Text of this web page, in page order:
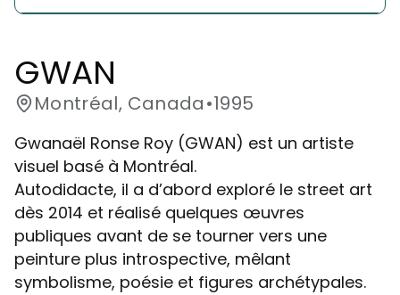
GWAN
Montréal, Canada•1995
Gwanaël Ronse Roy (GWAN) est un artiste
visuel basé à Montréal.
Autodidacte, il a d’abord exploré le street art
dès 2014 et réalisé quelques œuvres
publiques avant de se tourner vers une
peinture plus introspective, mêlant
symbolisme, poésie et figures archétypales.